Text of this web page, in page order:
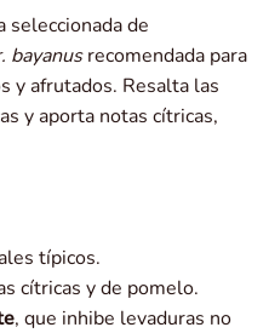
seleccionada de
bayanusrecomendada para
y afrutados. Resalta las
y aporta notas cítricas,
típicos.
cítricas y de pomelo.
, que inhibe levaduras no